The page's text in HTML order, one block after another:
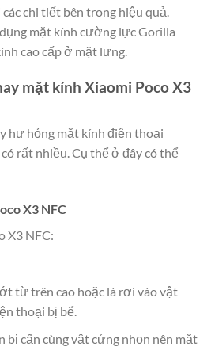
chi tiết bên trong hiệu quả.
mặt kính cường lực Gorilla
cao cấp ở mặt lưng.
mặt kính Xiaomi Poco X3
hư hỏng mặt kính điện thoại
rất nhiều. Cụ thể ở đây có thể
X3 NFC
X3 NFC:
từ trên cao hoặc là rơi vào vật
thoại bị bể.
bị cấn cùng vật cứng nhọn nên mặt